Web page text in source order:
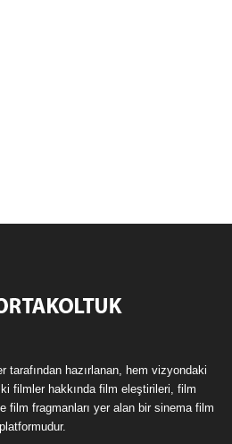
tarafından hazırlanan, hem vizyondaki
filmler hakkında film eleştirileri, film
film fragmanları yer alan bir sinema film
platformudur.